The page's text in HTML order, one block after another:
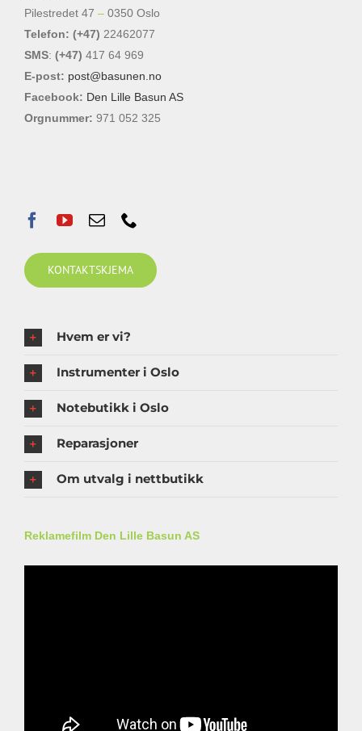
Pilestredet 47 – 0350 Oslo
Telefon: (+47) 22462077
SMS: (+47) 417 64 969
E-post: post@basunen.no
Facebook: Den Lille Basun AS
Orgnummer: 971 052 325
KONTAKTSKJEMA
Hvem er vi?
Instrumenter i Oslo
Notebutikk i Oslo
Reparasjoner
Om utvalg i nettbutikk
Reklamefilm Den Lille Basun AS